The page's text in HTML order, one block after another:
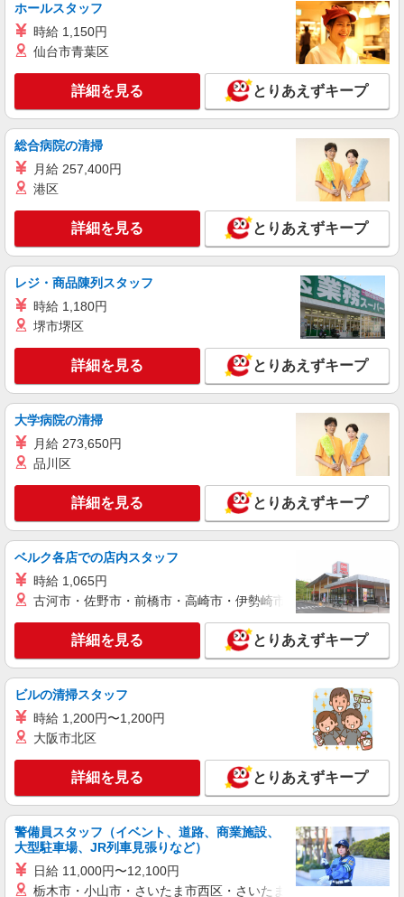
キープ 詳細を見る
株式会社kotrio /●NG-H-1992512
[ 高収入 ]西尾駅近く【日収1.2万円】生活支援
員さん大募集！
時給1500円〜2125円 ＜日払い有/週払い有/交
キープ 詳細を見る
株式会社kotrio /●NG-H-2093134
西尾駅★未経験OKの人間関係に悩まない職場
時給1500円〜2125円 ＜日払い有/週払い有/交
通費全支給(ガソリン代含む)＞
西尾市
キープ 詳細を見る
派遣社員
毎日通うのが楽しみになる＊ホテルのような美
しいサ高住のSTAFF
時給1500円〜2125円 ＜日払い有/週払い有/交
通費全支給(ガソリン代含む)＞
キープ 詳細を見る
ホールスタッフ
時給 1,150円
仙台市青葉区
詳細を見る とりあえずキープ
総合病院の清掃
月給 257,400円
港区
詳細を見る とりあえずキープ
レジ・商品陳列スタッフ
時給 1,180円
堺市堺区
詳細を見る とりあえずキープ
大学病院の清掃
月給 273,650円
品川区
詳細を見る とりあえずキープ
ベルク各店での店内スタッフ
時給 1,065円
古河市・佐野市・前橋市・高崎市・伊勢崎市・太田市・館林市
詳細を見る とりあえずキープ
ビルの清掃スタッフ
時給 1,200円〜1,200円
大阪市北区
詳細を見る とりあえずキープ
警備員スタッフ（イベント、道路、商業施設、
大型駐車場、JR列車見張りなど）
日給 11,000円〜12,100円
栃木市・小山市・さいたま市西区・さいたま市岩槻区・久喜市・